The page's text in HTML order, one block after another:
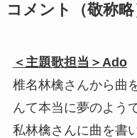
コメント（敬称略
＜主題歌担当＞Ado
椎名林檎さんから曲
んて本当に夢のよう
私林檎さんに曲を書